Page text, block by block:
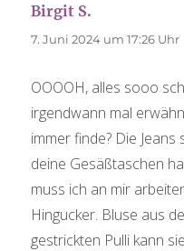
Birgit S.
7. Juni 2024 um 17:26 Uhr
OOOOH, alles sooo
irgendwann mal
immer finde? Die
deine Gesäßtaschen
muss ich an mir
Hingucker. Bluse aus
gestrickten Pulli kann